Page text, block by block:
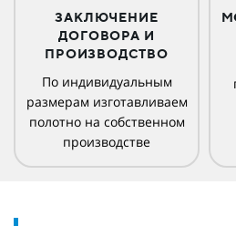
ЗАКЛЮЧЕНИЕ
ДОГОВОРА И
ПРОИЗВОДСТВО
По индивидуальным
размерам изготавливаем
полотно на собственном
производстве